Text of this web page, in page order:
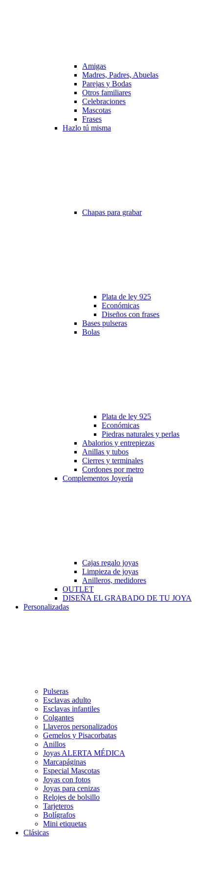
Amigas
Madres, Padres, Abuelas
Parejas y Bodas
Otros familiares
Celebraciones
Mascotas
Frases
Hazlo tú misma
Chapas para grabar
Plata de ley 925
Económicas
Diseños con frases
Bases pulseras
Bolas
Plata de ley 925
Económicas
Piedras naturales y perlas
Abalorios y entrepiezas
Anillas y tubos
Cierres y terminales
Cordones por metro
Complementos Joyería
Cajas regalo joyas
Limpieza de joyas
Anilleros, medidores
OUTLET
DISEÑA EL GRABADO DE TU JOYA
Personalizadas
Pulseras
Esclavas adulto
Esclavas infantiles
Colgantes
Llaveros personalizados
Gemelos y Pisacorbatas
Anillos
Joyas ALERTA MÉDICA
Marcapáginas
Especial Mascotas
Joyas con fotos
Joyas para cenizas
Relojes de bolsillo
Tarjeteros
Bolígrafos
Mini etiquetas
Clásicas